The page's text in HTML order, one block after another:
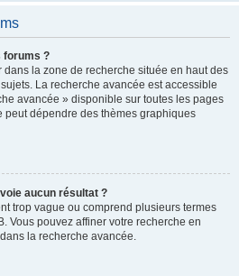
forums ?
la zone de recherche située en haut des
La recherche avancée est accessible
avancée » disponible sur toutes les pages
peut dépendre des thèmes graphiques
aucun résultat ?
trop vague ou comprend plusieurs termes
Vous pouvez affiner votre recherche en
la recherche avancée.